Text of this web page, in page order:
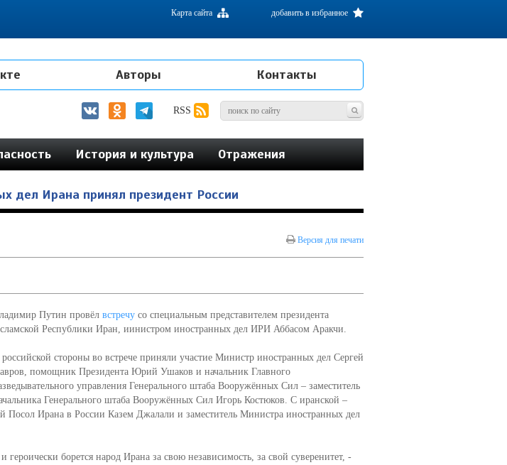
пространстве
добавить в избранное
Карта сайта
Авторы Контакты
RSS
История и культура Отражения
дел Ирана принял президент России
Версия для печати
Путин провёл встречусо специальным представителем президента
Республики Иран, иинистром иностранных дел ИРИ Аббасом Аракчи.
стороны во встрече приняли участие Министр иностранных дел Сергей
помощник Президента Юрий Ушаков и начальник Главного
управления Генерального штаба Вооружённых Сил – заместитель
Генерального штаба Вооружённых Сил Игорь Костюков. С иранской –
Ирана в России Казем Джалали и заместитель Министра иностранных дел
борется народ Ирана за свою независимость, за свой суверенитет, -